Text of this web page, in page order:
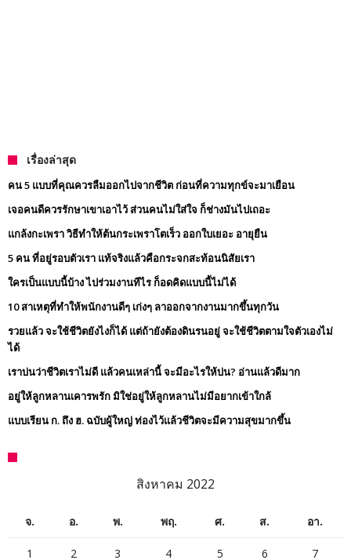
เรื่องล่าสุด
คน 5 แบบที่คุณควรลืมออกไปจากชีวิต ก่อนที่ความทุกข์จะมาเยือน
เจอคนดีควรรักษาเขาเอาไว้ ส่วนคนไม่ใส่ใจ ก็ช่างมันไปเถอะ
แกล้งกะเพรา วิธีทำให้ต้นกระเพราโตเร็ว ออกใบเยอะ อายุยืน
5 คน ที่อยู่รอบตัวเรา แท้จริงแล้วคือกระจกสะท้อนนิสัยเรา
ใครเป็นแบบนี้บ้าง ไปร่วมงานทีไร ก็อดคิดแบบนี้ไม่ได้
10 สาเหตุที่ทำให้พนักงานดีๆ เก่งๆ ลาออกจากงานมากขึ้นทุกวัน
รวยแล้ว จะใช้ชีวิตยังไงก็ได้ แต่ถ้ายังต้องดินรนอยู่ จะใช้ชีวิตตามใจตัวเองไม่
ได้
เราบ่นว่าชีวิตเราไม่ดี แล้วคนเหล่านี้ จะมีอะไรให้บ่น? อ่านแล้วดีมาก
อยู่ให้ลูกหลานเคารพรัก มิใช่อยู่ให้ลูกหลานไม่มีอยากเข้าใกล้
แบบเรียน ก. ถึง ฮ. ฉบับผู้ใหญ่ ท่องไว้แล้วชีวิตจะมีความสุขมากขึ้น
สิงหาคม 2022
จ. อ. พ. พฤ. ศ. ส. อา.
1 2 3 4 5 6 7